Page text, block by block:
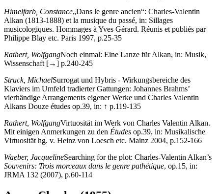
Himelfarb, Constance„Dans le genre ancien“: Charles-Valentin
Alkan (1813-1888) et la musique du passé, in: Sillages
musicologiques. Hommages à Yves Gérard. Réunis et publiés par
Philippe Blay etc. Paris 1997, p.25-35
Rathert, WolfgangNoch einmal: Eine Lanze für Alkan, in: Musik,
Wissenschaft [→] p.240-245
Struck, MichaelSurrogat und Hybris - Wirkungsbereiche des
Klaviers im Umfeld tradierter Gattungen: Johannes Brahms’
vierhändige Arrangements eigener Werke und Charles Valentin
Alkans Douze études op.39, in: ↑ p.119-135
Rathert, WolfgangVirtuosität im Werk von Charles Valentin Alkan.
Mit einigen Anmerkungen zu den Études op.39, in: Musikalische
Virtuosität hg. v. Heinz von Loesch etc. Mainz 2004, p.152-166
Waeber, JacquelineSearching for the plot: Charles-Valentin Alkan’s
Souvenirs: Trois morceaux dans le genre pathétique, op.15, in:
JRMA 132 (2007), p.60-114